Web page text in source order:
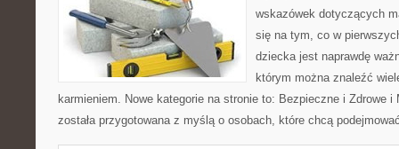
wskazówek dotyczących
się na tym, co w
dziecka jest naprawdę
którym można znaleźć
karmieniem. Nowe kategorie na stronie to: Bezpieczne i Zdrowe i
została przygotowana z myślą o osobach, które chcą